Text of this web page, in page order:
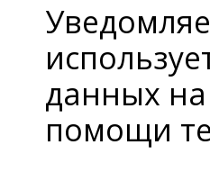
данных
помощи